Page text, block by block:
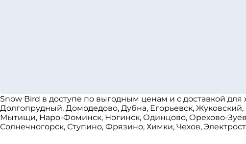
Snow Bird в доступе по выгодным ценам и с доставкой
Долгопрудный, Домодедово, Дубна, Егорьевск,
Мытищи, Наро-Фоминск, Ногинск, Одинцово, Орехово-
Солнечногорск, Ступино, Фрязино, Химки, Чехов,